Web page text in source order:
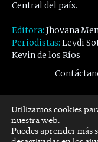
Central del país.
Editora: Jhovana
Periodistas: Leydi
Kevin de los Ríos
Facebook
Utilizamos cookies
nuestra web.
Puedes aprender más